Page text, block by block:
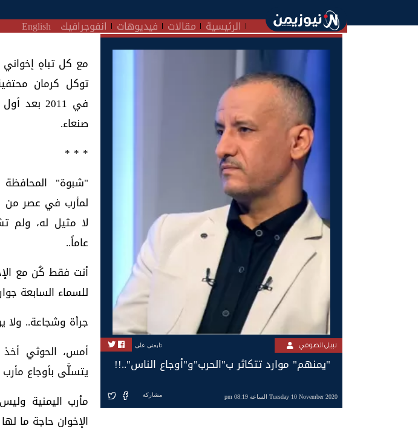
الرئيسية مقالات فيديوهات انفوجرافيك English
نبيل الصوفي تابعنى على
‏"يمنهم" موارد تتكاثر ب"الحرب"و"أوجاع الناس"..!!
Tuesday 10 November 2020 الساعة 08:19 pm مشاركة
مع كل تباهٍ إخواني
توكل كرمان
في 2011
صنعاء.
* * *
"شبوة"
لمأرب في عصر من
عاماً..
أنت فقط كُن مع
للسماء السابعة
جرأة وشجاعة..
يتسلَّى بأوجاع
مأرب اليمنية
الإخوان حاجة ما